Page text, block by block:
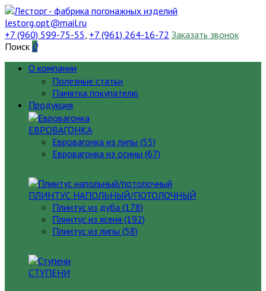
lestorg.opt@mail.ru
+7 (960) 599-75-55, +7 (961) 264-16-72 Заказать звонок
Поиск 0
О компании
Полезные статьи
Памятка покупателю
Продукция
ЕВРОВАГОНКА
Евровагонка из липы (55)
Евровагонка из осины (67)
ПЛИНТУС НАПОЛЬНЫЙ/ПОТОЛОЧНЫЙ
Плинтус из дуба (178)
Плинтус из ясеня (192)
Плинтус из липы (58)
СТУПЕНИ